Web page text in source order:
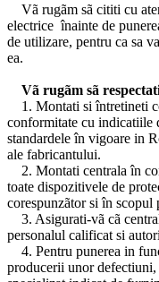
Vã rugãm sã cititi cu
electrice înainte de
de utilizare, pentru ca sa
ea.
Vã rugãm sã
1. Montati si întretineti
conformitate cu indicatiile
standardele în vigoare in
ale fabricantului.
2. Montati centrala în
toate dispozitivele de
corespunzãtor si în scopul
3. Asigurati-vã cã
personalul calificat si
4. Pentru punerea in
producerii unor defectiuni,